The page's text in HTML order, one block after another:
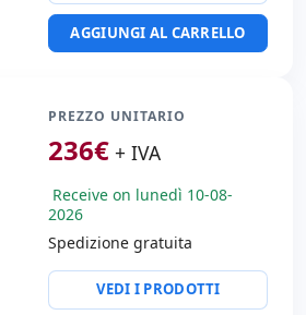
AGGIUNGI AL CARRELLO
PREZZO UNITARIO
236€ + IVA
Receive on lunedì 10-08-
2026
Spedizione gratuita
VEDI I PRODOTTI